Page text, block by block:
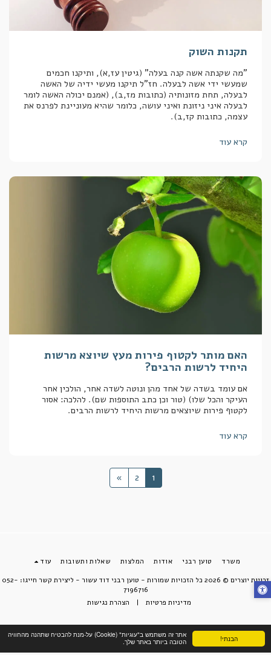
הבנתי!
אתר זה משתמש ב"עוגיות" (Cookie) על-מנת להבטיח שתהנה מהחוויה
הטובה ביותר באתר שלך.
תקנות השוק
"מה שקנתה אשה קנה בעלה" (גיטין עז,א), ותיקנו חכמים
שמעשי ידי אשה לבעלה. חז"ל תיקנו מעשי ידיה של האשה
לבעלה, תחת מזונותיה (כתובות מז,ב), (אמנם יכולה האשה לומר
לבעלה איני ניזונת ואיני עושה, כלומר שהיא מעוניינת לפרנס את
עצמה, כתובות קז,ב).
קרא עוד
האם מותר לקטוף פירות מעץ שיוצא מרשות
היחיד לרשות הרבים?
אם עומד בשדה של אחד מהן ונוטה לשדה אחר, הולכין אחר
העיקר והכל שלו) (טור וכן כתב התוספות שם). להלכה: אסור
לקטוף פירות שיוצאים מרשות היחיד לרשות הרבים.
קרא עוד
1
2
»
משרד טוען רבני אודות המלצות שאלות ותשובות
עוד
זכויות יוצרים © 2026 כל הזכויות שמורות -
טוען רבני דוד עשור - ליצירת קשר חייגו: 052-
7196716
מדיניות פרטיות | הצהרת נגישות